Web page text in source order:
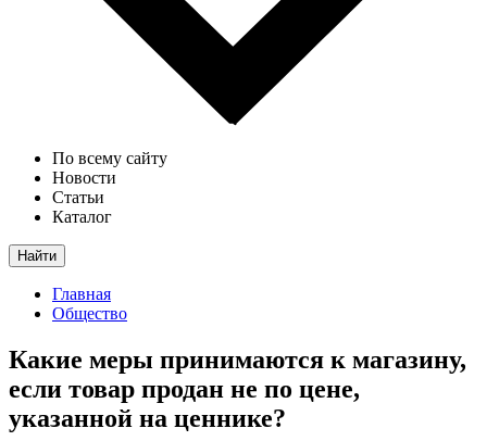
По всему сайту
Новости
Статьи
Каталог
Найти
Главная
Общество
Какие меры принимаются к магазину,
если товар продан не по цене,
указанной на ценнике?